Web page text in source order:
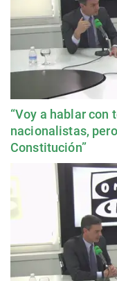
“Voy a hablar con
nacionalistas,
Constitución”